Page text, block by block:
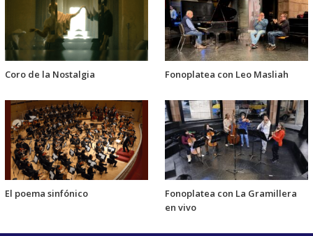
Coro de la Nostalgia Fonoplatea con Leo Masliah
El poema sinfónico
Fonoplatea con La Gramillera
en vivo